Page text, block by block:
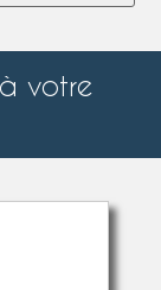
votre